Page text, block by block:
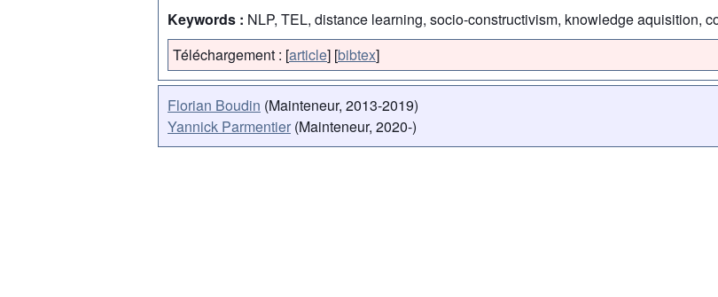
Keywords : NLP, TEL, distance learning, socio-constructivism, knowledge aquisition,
Téléchargement : [article] [bibtex]
Florian Boudin (Mainteneur, 2013-2019)
Yannick Parmentier (Mainteneur, 2020-)